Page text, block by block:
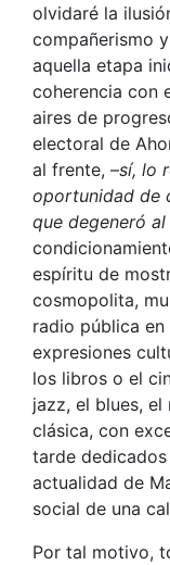
olvidaré la
compañerismo
aquella etapa
coherencia con
aires de
electoral de
al frente, –sí, lo
oportunidad de
que degeneró al
espíritu de
cosmopolita,
radio pública
expresiones
los libros o el
jazz, el blues,
clásica, con
tarde
actualidad de
social de una
Por tal motivo,